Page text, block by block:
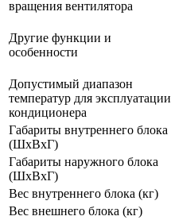
вращения вентилятора
Другие функции и
особенности
Допустимый диапазон
температур для эксплуатации
кондиционера
Габариты внутреннего блока
(ШхВхГ)
Габариты наружного блока
(ШхВхГ)
Вес внутреннего блока (кг)
Вес внешнего блока (кг)